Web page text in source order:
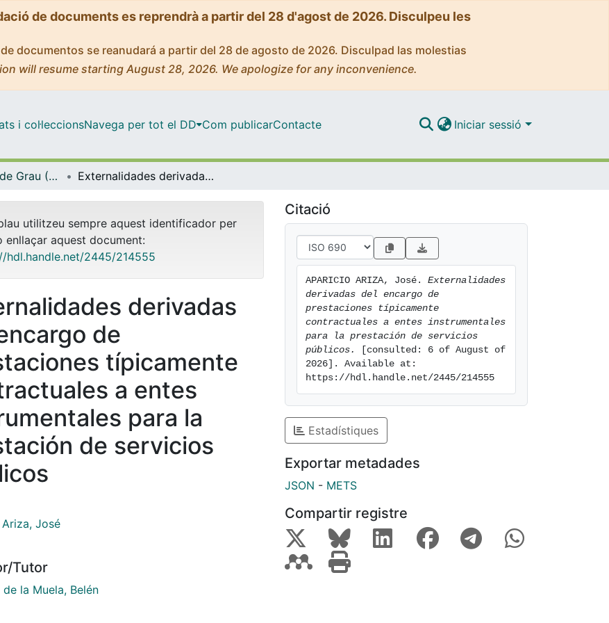
de documents es reprendrà a partir del 28 d'agost de 2026. Disculpeu les
documentos se reanudará a partir del 28 de agosto de 2026. Disculpad las molestias
will resume starting August 28, 2026. We apologize for any inconvenience.
i col·leccionsNavega per tot el DD Com publicarContacte Iniciar sessió
Treballs Finals de Grau (TFG) - Dret Externalidades derivadas del encargo de prestaciones típicamente contractuales a entes instrumentales para la prestación de servicios públicos
utilitzeu sempre aquest identificador per
enllaçar aquest document:
hdl.handle.net/2445/214555
derivadas
de
típicamente
a entes
para la
de servicios
José
Tutor
la Muela, Belén
Citació
APARICIO ARIZA, José. Externalidades
derivadas del encargo de
prestaciones típicamente
contractuales a entes instrumentales
para la prestación de servicios
públicos.
[consulted: 6 of August of
2026]. Available at:
https://hdl.handle.net/2445/214555
Estadístiques
Exportar metadades
JSON - METS
Compartir registre